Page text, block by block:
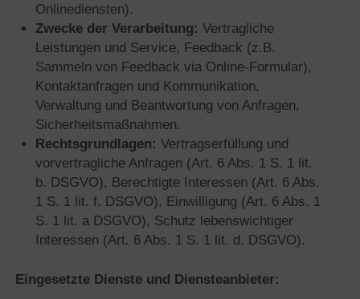
Onlinediensten).
Zwecke der Verarbeitung: Vertragliche
Leistungen und Service, Feedback (z.B.
Sammeln von Feedback via Online-Formular),
Kontaktanfragen und Kommunikation,
Verwaltung und Beantwortung von Anfragen,
Sicherheitsmaßnahmen.
Rechtsgrundlagen: Vertragserfüllung und
vorvertragliche Anfragen (Art. 6 Abs. 1 S. 1 lit.
b. DSGVO), Berechtigte Interessen (Art. 6 Abs.
1 S. 1 lit. f. DSGVO), Einwilligung (Art. 6 Abs. 1
S. 1 lit. a DSGVO), Schutz lebenswichtiger
Interessen (Art. 6 Abs. 1 S. 1 lit. d. DSGVO).
Eingesetzte Dienste und Diensteanbieter: